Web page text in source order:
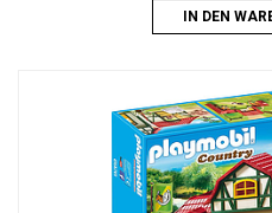
IN DEN